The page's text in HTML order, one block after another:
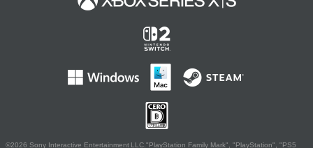
©2026 Sony Interactive Entertainment LLC."PlayStation Family Mark", "PlayStation", "PS5